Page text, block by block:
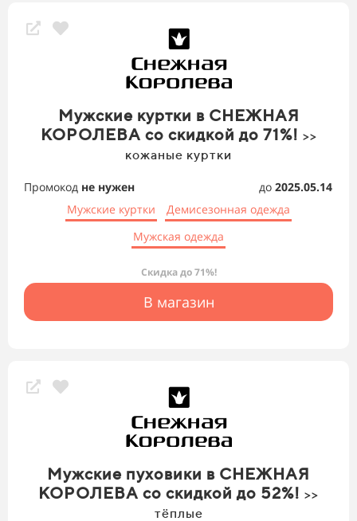
Мужские куртки в СНЕЖНАЯ
КОРОЛЕВА со скидкой до 71%! >>
кожаные куртки
Промокод не нужен до 2025.05.14
Мужские куртки
Демисезонная одежда
Мужская одежда
Скидка до 71%!
В магазин
Мужские пуховики в СНЕЖНАЯ
КОРОЛЕВА со скидкой до 52%! >>
тёплые